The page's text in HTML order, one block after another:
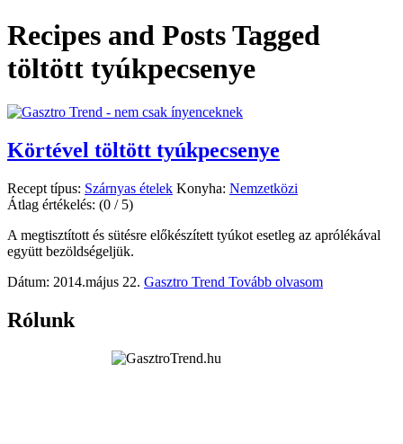
Recipes and Posts Tagged
töltött tyúkpecsenye
Körtével töltött tyúkpecsenye
Recept típus: Szárnyas ételek Konyha: Nemzetközi
Átlag értékelés: (0 / 5)
A megtisztított és sütésre előkészített tyúkot esetleg az aprólékával
együtt bezöldségeljük.
Dátum: 2014.május 22. Gasztro Trend Tovább olvasom
Rólunk